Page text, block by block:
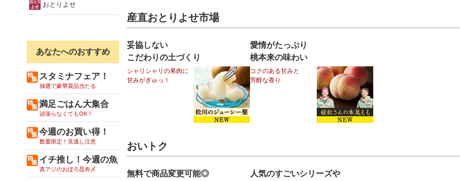
産直おとりよせ市場
妥協しない
こだわりの土づくり
シャリシャリの果肉に
甘みがぎゅっ！
愛情がたっぷり
桃本来の味わい
コクのある甘みと
芳醇な香り
おいトク
無料で商品変更可能◎
人気のすごいシリーズや
おとりよせ
あなたへのおすすめ
スタミナフェア！
抽選で豪華賞品当たる
満足ごはん大集合
頑張らなくてもOK！
今週のお買い得！
数量限定！見逃し注意
イチ推し！今週の魚
真アジのおぼろ昆布〆